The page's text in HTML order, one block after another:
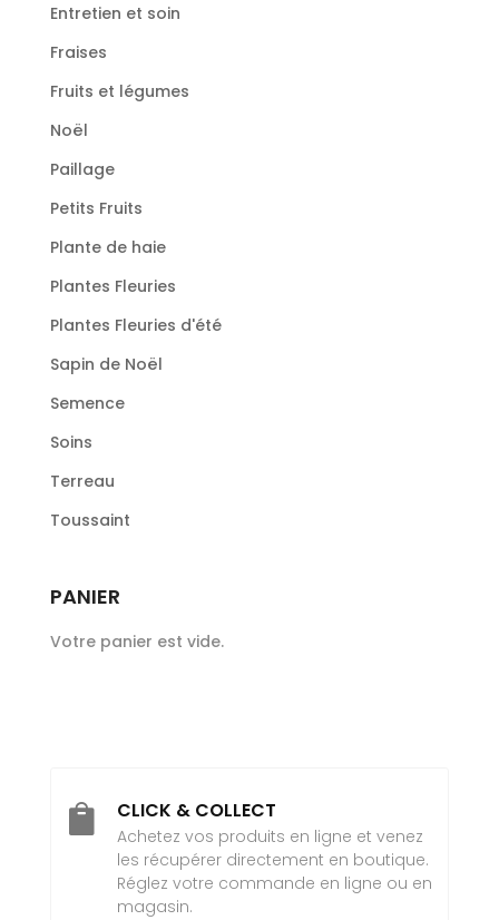
Entretien et soin
Fraises
Fruits et légumes
Noël
Paillage
Petits Fruits
Plante de haie
Plantes Fleuries
Plantes Fleuries d'été
Sapin de Noël
Semence
Soins
Terreau
Toussaint
PANIER
Votre panier est vide.
 CLICK & COLLECT
Achetez vos produits en ligne et venez
les récupérer directement en boutique.
Réglez votre commande en ligne ou en
magasin.